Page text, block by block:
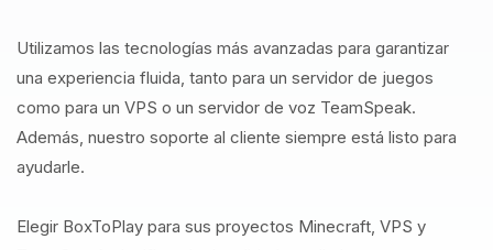
Utilizamos las tecnologías más avanzadas para garantizar
una experiencia fluida, tanto para un servidor de juegos
como para un VPS o un servidor de voz TeamSpeak.
Además, nuestro soporte al cliente siempre está listo para
ayudarle.
Elegir BoxToPlay para sus proyectos Minecraft, VPS y